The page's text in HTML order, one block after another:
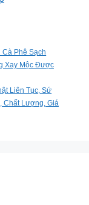
Phê Sạch
Xay Mộc Được
Liên Tục, Sứ
Chất Lượng, Giá